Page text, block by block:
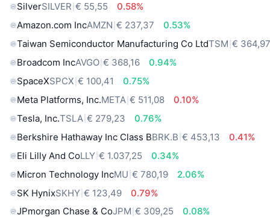
SilverSILVER € 55,55
0.58%
Amazon.com IncAMZN € 237,37
0.53%
Taiwan Semiconductor Manufacturing Co LtdTSM €
Broadcom IncAVGO € 368,16
0.94%
SpaceXSPCX € 100,41
0.75%
Meta Platforms, Inc.META € 511,08
0.10%
Tesla, Inc.TSLA € 279,23
0.76%
Berkshire Hathaway Inc Class BBRK.B € 453,13
0.41%
Eli Lilly And CoLLY € 1.037,25
0.34%
Micron Technology IncMU € 780,19
2.06%
SK HynixSKHY € 123,49
0.79%
JPmorgan Chase & CoJPM € 309,25
0.08%